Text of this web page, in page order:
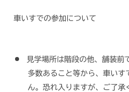
車いすでの参加について
見学場所は階段の他、舗装前
多数あること等から、車いす
ん。恐れ入りますが、ご了承